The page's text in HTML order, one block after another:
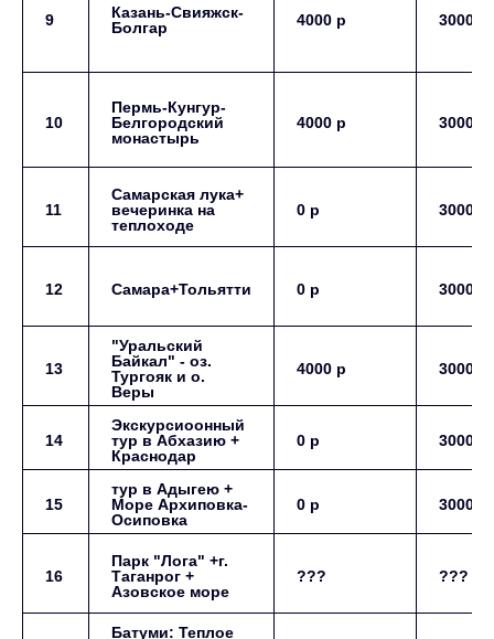
9
Казань-Свияжск-
Болгар
4000 р 3000 р
10
Пермь-Кунгур-
Белгородский
монастырь
4000 р 3000 р
11
Самарская лука+
вечеринка на
теплоходе
0 р 3000 р
12 Самара+Тольятти 0 р 3000 р
13
"Уральский
Байкал" - оз.
Тургояк и о.
Веры
4000 р 3000 р
14
Экскурсиоонный
тур в Абхазию +
Краснодар
0 р 3000 р
15
тур в Адыгею +
Море Архиповка-
Осиповка
0 р 3000 р
16
Парк "Лога" +г.
Таганрог +
Азовское море
??? ???
Батуми: Теплое